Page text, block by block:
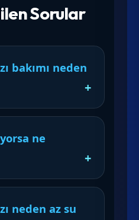
Sorular
bakımı neden
ne
neden az su